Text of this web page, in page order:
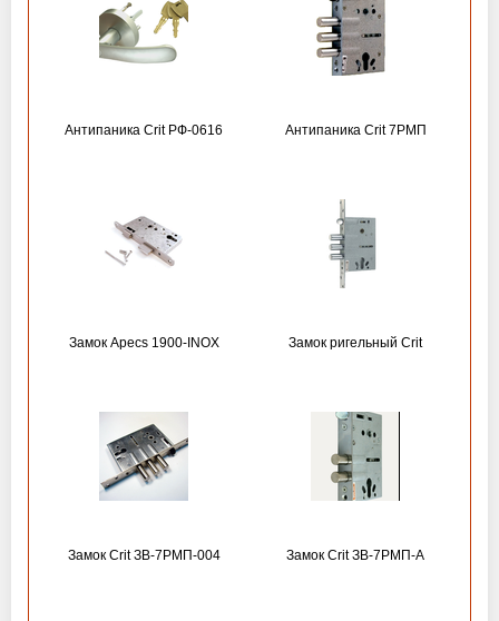
Антипаника Crit РФ-0616 Антипаника Crit 7РМП
Замок Apecs 1900-INOX Замок ригельный Crit
Замок Crit ЗВ-7РМП-004 Замок Crit ЗВ-7РМП-А